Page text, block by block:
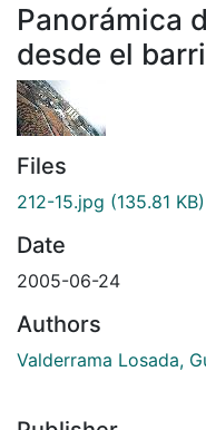
Panorámica
desde el
Files
212-15.jpg (135.81 KB)
Date
2005-06-24
Authors
Valderrama Losada,